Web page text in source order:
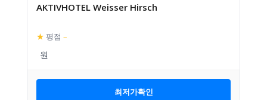
AKTIVHOTEL Weisser Hirsch
★ 평점 –
최저가확인